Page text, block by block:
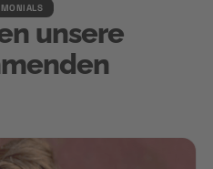
unsere